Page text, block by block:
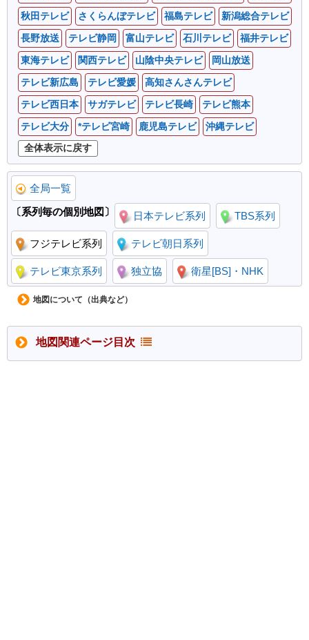
秋田テレビ
さくらんぼテレビ 福島テレビ
新潟総合テレビ
長野放送
テレビ静岡 富山テレビ 石川テレビ
福井テレビ
東海テレビ
関西テレビ 山陰中央テレビ
岡山放送
テレビ新広島
テレビ愛媛
高知さんさんテレビ
テレビ西日本
サガテレビ テレビ長崎
テレビ熊本
テレビ大分
*テレビ宮崎 鹿児島テレビ 沖縄テレビ
全局一覧
〔系列毎の個別地図〕
日本テレビ系列 TBS系列
フジテレビ系列 テレビ朝日系列
テレビ東京系列 独立協 衛星[BS]・NHK
地図について（出典など）
地図関連ページ目次